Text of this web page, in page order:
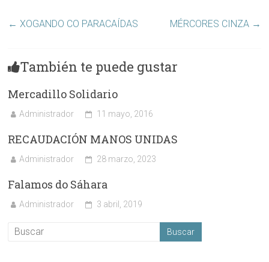
← XOGANDO CO PARACAÍDAS MÉRCORES CINZA →
También te puede gustar
Mercadillo Solidario
Administrador 11 mayo, 2016
RECAUDACIÓN MANOS UNIDAS
Administrador 28 marzo, 2023
Falamos do Sáhara
Administrador 3 abril, 2019